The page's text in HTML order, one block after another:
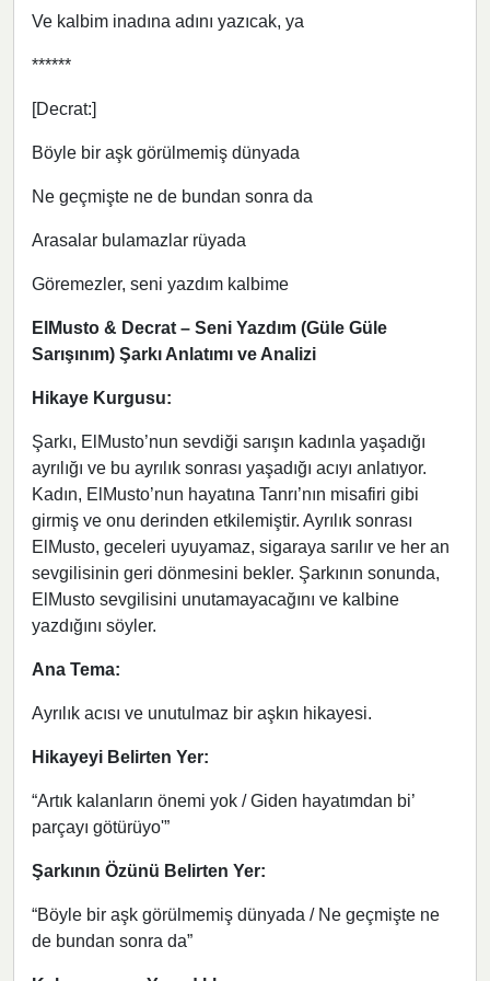
Ve kalbim inadına adını yazıcak, ya
******
[Decrat:]
Böyle bir aşk görülmemiş dünyada
Ne geçmişte ne de bundan sonra da
Arasalar bulamazlar rüyada
Göremezler, seni yazdım kalbime
ElMusto & Decrat – Seni Yazdım (Güle Güle
Sarışınım) Şarkı Anlatımı ve Analizi
Hikaye Kurgusu:
Şarkı, ElMusto’nun sevdiği sarışın kadınla yaşadığı
ayrılığı ve bu ayrılık sonrası yaşadığı acıyı anlatıyor.
Kadın, ElMusto’nun hayatına Tanrı’nın misafiri gibi
girmiş ve onu derinden etkilemiştir. Ayrılık sonrası
ElMusto, geceleri uyuyamaz, sigaraya sarılır ve her an
sevgilisinin geri dönmesini bekler. Şarkının sonunda,
ElMusto sevgilisini unutamayacağını ve kalbine
yazdığını söyler.
Ana Tema:
Ayrılık acısı ve unutulmaz bir aşkın hikayesi.
Hikayeyi Belirten Yer:
“Artık kalanların önemi yok / Giden hayatımdan bi’
parçayı götürüyo'”
Şarkının Özünü Belirten Yer:
“Böyle bir aşk görülmemiş dünyada / Ne geçmişte ne
de bundan sonra da”